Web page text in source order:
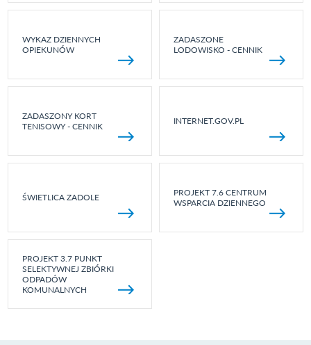
WYKAZ DZIENNYCH
OPIEKUNÓW
ZADASZONE
LODOWISKO - CENNIK
ZADASZONY KORT
TENISOWY - CENNIK
INTERNET.GOV.PL
ŚWIETLICA ZADOLE
PROJEKT 7.6 CENTRUM
WSPARCIA DZIENNEGO
PROJEKT 3.7 PUNKT
SELEKTYWNEJ ZBIÓRKI
ODPADÓW
KOMUNALNYCH